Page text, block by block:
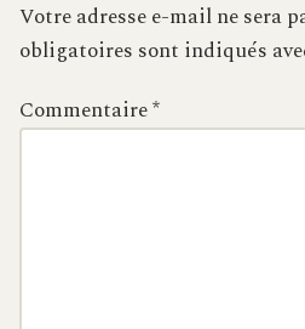
Votre adresse e-mail ne sera
obligatoires sont indiqués
Commentaire*